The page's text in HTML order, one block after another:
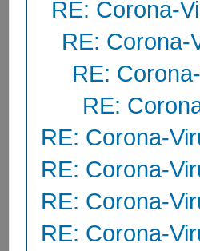
RE: Corona-
RE: Corona-
RE:
RE:
RE: Corona-
RE: Corona-
RE: Corona-
RE: Corona-